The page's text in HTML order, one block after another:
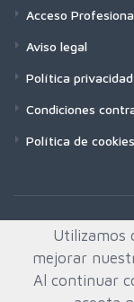
Acceso
Aviso legal
Política privacidad
Condiciones
Política de cookies
Utilizamos
mejorar
Al continuar